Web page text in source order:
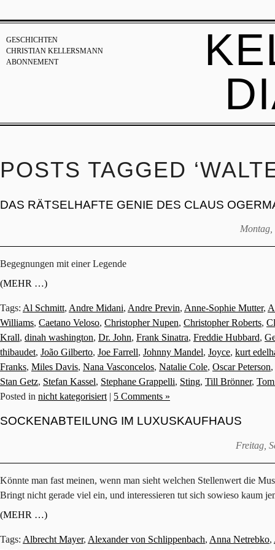
GESCHICHTEN
CHRISTIAN KELLERSMANN
ABONNEMENT
POSTS TAGGED
DAS RÄTSELHAFTE GENIE DES CLAUS
Montag,
Begegnungen mit einer Legende
(MEHR …)
Tags: Al Schmitt, Andre Midani, Andre Previn, Anne-Sophie Mutter,
Williams, Caetano Veloso, Christopher Nupen, Christopher Roberts,
Krall, dinah washington, Dr. John, Frank Sinatra, Freddie Hubbard,
thibaudet, João Gilberto, Joe Farrell, Johnny Mandel, Joyce, kurt
Franks, Miles Davis, Nana Vasconcelos, Natalie Cole, Oscar Peterson,
Stan Getz, Stefan Kassel, Stephane Grappelli, Sting, Till Brönner,
Posted in nicht kategorisiert| 5 Comments »
SOCKENABTEILUNG IM LUXUSKAUFHAUS
Freitag,
Könnte man fast meinen, wenn man sieht welchen Stellenwert die
Bringt nicht gerade viel ein, und interessieren tut sich sowieso kaum
(MEHR …)
Tags: Albrecht Mayer, Alexander von Schlippenbach, Anna Netrebko,